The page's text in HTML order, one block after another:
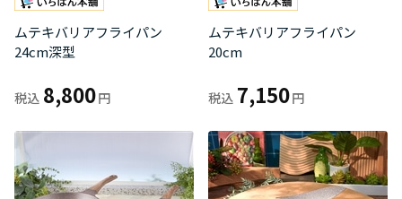
ムテキバリアフライパン
24cm深型
8,800
ムテキバリアフライパン
20cm
7,150